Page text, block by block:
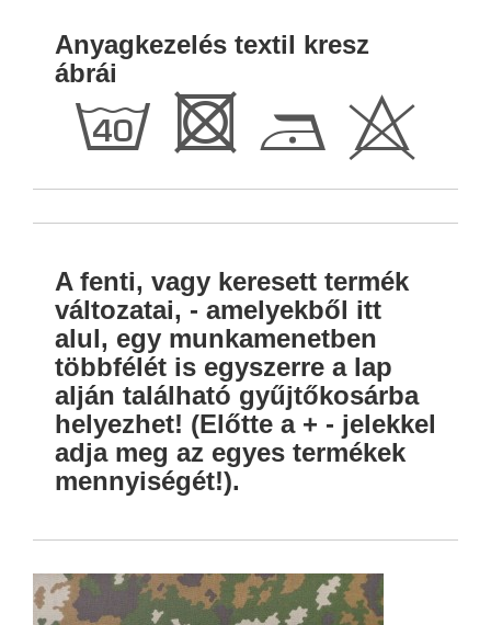
Anyagkezelés textil kresz
ábrái
h R D H
A fenti, vagy keresett termék
változatai, - amelyekből itt
alul, egy munkamenetben
többfélét is egyszerre a lap
alján található gyűjtőkosárba
helyezhet! (Előtte a + - jelekkel
adja meg az egyes termékek
mennyiségét!).